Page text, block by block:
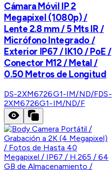
Cámara Móvil IP 2
Megapixel (1080p) /
Lente 2.8 mm / 5 Mts IR /
Micrófono Integrado /
Exterior IP67 / IK10 / PoE /
Conector M12 / Metal /
0.50 Metros de Longitud
DS-2XM6726G1-IM/ND/FDS-
2XM6726G1-IM/ND/F